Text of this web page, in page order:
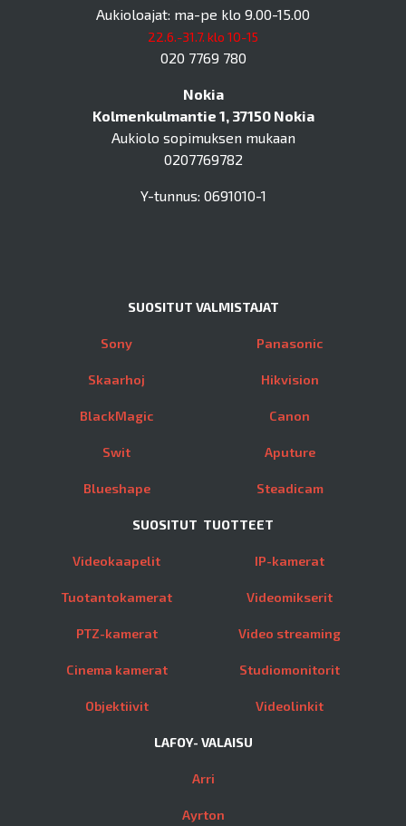
Aukioloajat: ma-pe klo 9.00-15.00
22.6.-31.7. klo 10-15
020 7769 780
Nokia
Kolmenkulmantie 1, 37150 Nokia
Aukiolo sopimuksen mukaan
0207769782
Y-tunnus: 0691010-1
SUOSITUT VALMISTAJAT
Sony
Skaarhoj
BlackMagic
Swit
Blueshape
Panasonic
Hikvision
Canon
Aputure
Steadicam
SUOSITUT TUOTTEET
Videokaapelit
Tuotantokamerat
PTZ-kamerat
Cinema kamerat
Objektiivit
IP-kamerat
Videomikserit
Video streaming
Studiomonitorit
Videolinkit
LAFOY- VALAISU
Arri
Ayrton